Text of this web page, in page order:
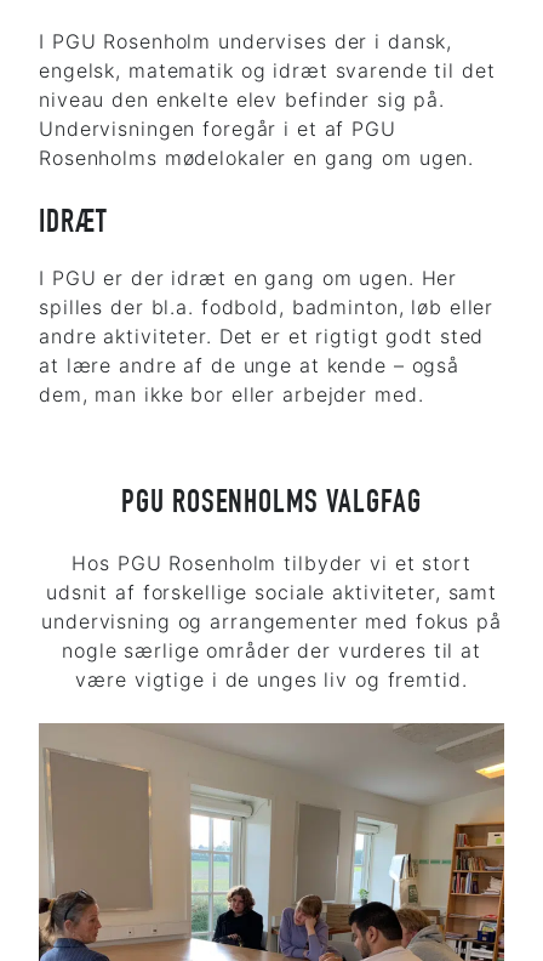
I PGU Rosenholm undervises der i dansk,
engelsk, matematik og idræt svarende til det
niveau den enkelte elev befinder sig på.
Undervisningen foregår i et af PGU
Rosenholms mødelokaler en gang om ugen.
IDRÆT
I PGU er der idræt en gang om ugen. Her
spilles der bl.a. fodbold, badminton, løb eller
andre aktiviteter. Det er et rigtigt godt sted
at lære andre af de unge at kende – også
dem, man ikke bor eller arbejder med.
PGU ROSENHOLMS VALGFAG
Hos PGU Rosenholm tilbyder vi et stort
udsnit af forskellige sociale aktiviteter, samt
undervisning og arrangementer med fokus på
nogle særlige områder der vurderes til at
være vigtige i de unges liv og fremtid.